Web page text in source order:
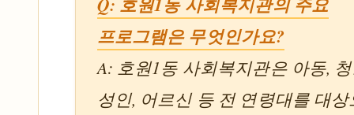
Q: 호원1동 사회복지관의 주요
프로그램은 무엇인가요?
A: 호원1동 사회복지관은 아동,
성인, 어르신 등 전 연령대를 대